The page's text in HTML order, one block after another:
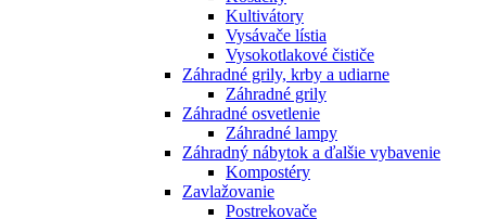
Kultivátory
Vysávače lístia
Vysokotlakové čističe
Záhradné grily, krby a udiarne
Záhradné grily
Záhradné osvetlenie
Záhradné lampy
Záhradný nábytok a ďalšie vybavenie
Kompostéry
Zavlažovanie
Postrekovače